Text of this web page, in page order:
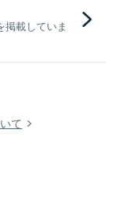
載していま
て